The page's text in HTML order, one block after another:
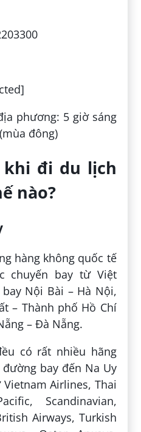
phương: 5 giờ sáng
đông)
khi đi du lịch
nào?
hàng không quốc tế
chuyến bay từ Việt
Nội Bài – Hà Nội,
– Thành phố Hồ Chí
– Đà Nẵng.
có rất nhiều hãng
bay đến Na Uy
Airlines, Thai
Scandinavian,
Airways, Turkish